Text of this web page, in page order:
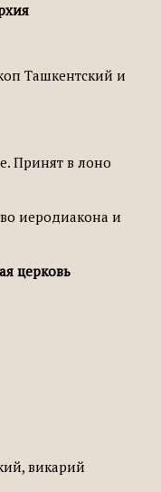
Ташкентский и
Принят в лоно
иеродиакона и
церковь
викарий